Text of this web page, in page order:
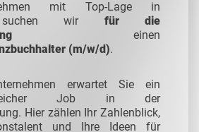
mit Top-Lage in
suchen wir für die
einen
(m/w/d).
erwartet Sie ein
Job in der
Hier zählen Ihr Zahlenblick,
und Ihre Ideen für